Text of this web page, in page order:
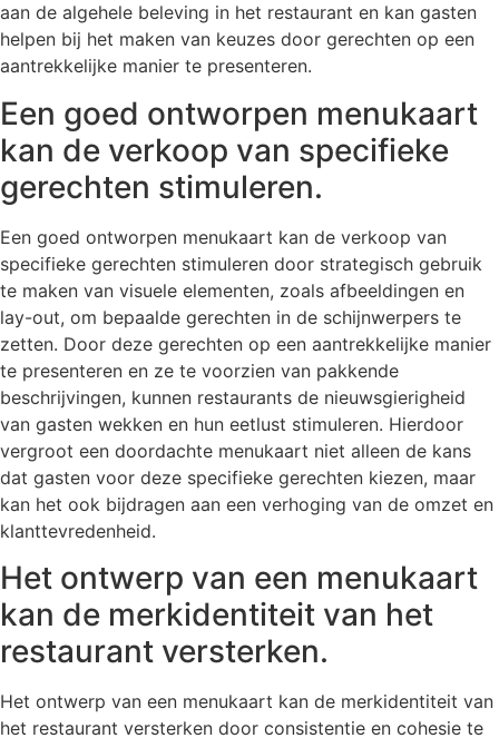
aan de algehele beleving in het restaurant en kan gasten
helpen bij het maken van keuzes door gerechten op een
aantrekkelijke manier te presenteren.
Een goed ontworpen menukaart
kan de verkoop van specifieke
gerechten stimuleren.
Een goed ontworpen menukaart kan de verkoop van
specifieke gerechten stimuleren door strategisch gebruik
te maken van visuele elementen, zoals afbeeldingen en
lay-out, om bepaalde gerechten in de schijnwerpers te
zetten. Door deze gerechten op een aantrekkelijke manier
te presenteren en ze te voorzien van pakkende
beschrijvingen, kunnen restaurants de nieuwsgierigheid
van gasten wekken en hun eetlust stimuleren. Hierdoor
vergroot een doordachte menukaart niet alleen de kans
dat gasten voor deze specifieke gerechten kiezen, maar
kan het ook bijdragen aan een verhoging van de omzet en
klanttevredenheid.
Het ontwerp van een menukaart
kan de merkidentiteit van het
restaurant versterken.
Het ontwerp van een menukaart kan de merkidentiteit van
het restaurant versterken door consistentie en cohesie te